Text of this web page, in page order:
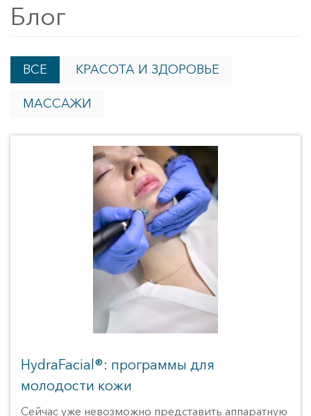
Цены
Уходовая косметология
Пилинги
Пилинг PRX-T33
ПОПУЛЯРНО
Ретиноевый пилинг
Миндальный пилинг
Гликолевый пилинг
Пилинг Джесснера
Атравматическая чистка лица
Блог
ВСЕ КРАСОТА И ЗДОРОВЬЕ
МАССАЖИ
HydraFacial®: программы для
молодости кожи
Сейчас уже невозможно представить аппаратную